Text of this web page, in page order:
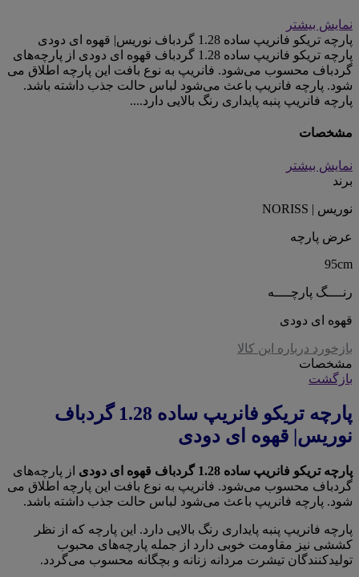
نمایش بیشتر
پارچه تریکو فانریپ ساده 1.28 گردباف نوریس| قهوه ای دودی
پارچه تریکو فانریپ ساده 1.28 گردباف قهوه ای دودی از پارچه‌های
گردباف محسوب می‌شود. فانریپ به نوع بافت این پارچه اطلاق می
شود. پارچه فانریپ باعث می‌شود لباس حالت جذب داشته باشد.
پارچه فانریپ پنبه پایداری رنگ بالایی دارد....
مشخصات
نمایش بیشتر
برند
نوریس | NORISS
عرض پارچه
95cm
رنــــگ پارچــــه
قهوه ای دودی
بازخورد درباره این کالا
مشخصات
بازگشت
پارچه تریکو فانریپ ساده 1.28 گردباف
نوریس| قهوه ای دودی
پارچه تریکو فانریپ ساده 1.28 گردباف قهوه ای دودی
از پارچه‌های
گردباف محسوب می‌شود. فانریپ به نوع بافت این پارچه اطلاق می
شود. پارچه فانریپ باعث می‌شود لباس حالت جذب داشته باشد.
پارچه فانریپ پنبه پایداری رنگ بالایی دارد. این پارچه که از نظر
کششی نیز مقاومت خوبی دارد از جمله پارچه‌های محبوب
تولیدکنندگان تیشرت مردانه زنانه و بچگانه محسوب می‌گردد.